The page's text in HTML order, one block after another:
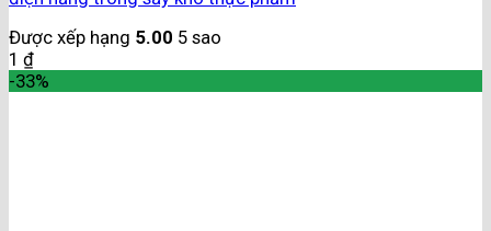
Được xếp hạng 5.00 5 sao
1 ₫
-33%